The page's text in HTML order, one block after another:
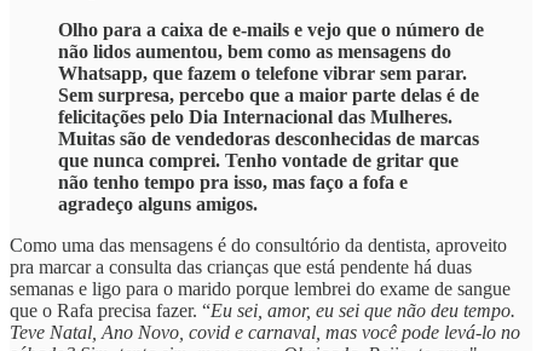
Olho para a caixa de e-mails e vejo que o número de
não lidos aumentou, bem como as mensagens do
Whatsapp, que fazem o telefone vibrar sem parar.
Sem surpresa, percebo que a maior parte delas é de
felicitações pelo Dia Internacional das Mulheres.
Muitas são de vendedoras desconhecidas de marcas
que nunca comprei. Tenho vontade de gritar que
não tenho tempo pra isso, mas faço a fofa e
agradeço alguns amigos.
Como uma das mensagens é do consultório da dentista, aproveito
pra marcar a consulta das crianças que está pendente há duas
semanas e ligo para o marido porque lembrei do exame de sangue
que o Rafa precisa fazer. “Eu sei, amor, eu sei que não deu tempo.
Teve Natal, Ano Novo, covid e carnaval, mas você pode levá-lo no